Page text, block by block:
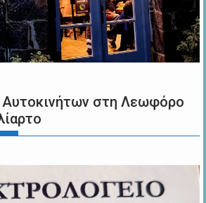
Αυτοκινήτων στη Λεωφόρο